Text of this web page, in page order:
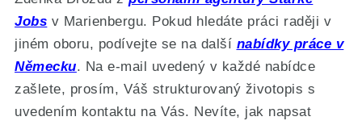
Jobs v Marienbergu. Pokud hledáte práci raději v
jiném oboru, podívejte se na další nabídky práce v
Německu. Na e-mail uvedený v každé nabídce
zašlete, prosím, Váš strukturovaný životopis s
uvedením kontaktu na Vás. Nevíte, jak napsat